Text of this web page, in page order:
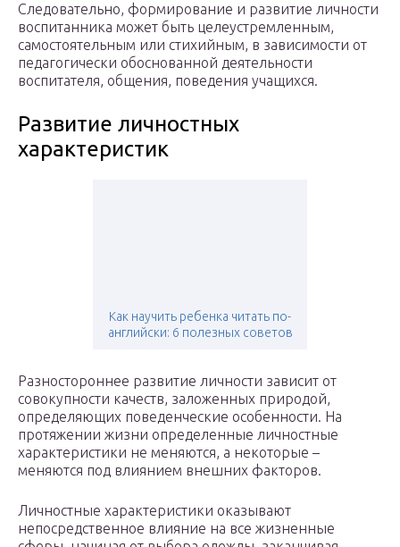
Следовательно, формирование и развитие личности
воспитанника может быть целеустремленным,
самостоятельным или стихийным, в зависимости от
педагогически обоснованной деятельности
воспитателя, общения, поведения учащихся.
Развитие личностных
характеристик
Как научить ребенка читать по-
английски: 6 полезных советов
Разностороннее развитие личности зависит от
совокупности качеств, заложенных природой,
определяющих поведенческие особенности. На
протяжении жизни определенные личностные
характеристики не меняются, а некоторые –
меняются под влиянием внешних факторов.
Личностные характеристики оказывают
непосредственное влияние на все жизненные